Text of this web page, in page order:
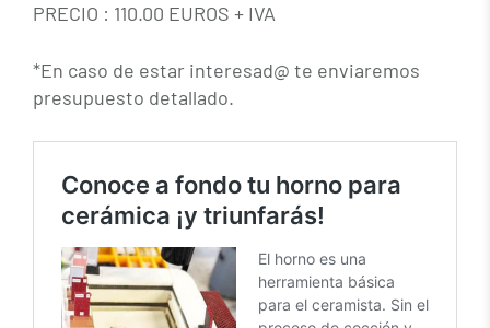
PRECIO : 110.00 EUROS + IVA
*En caso de estar interesad@ te enviaremos
presupuesto detallado.